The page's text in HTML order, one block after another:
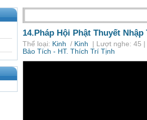
14.Pháp Hội Phật Thuyết
Thể loại: Kinh / Kinh
| Lượt nghe: 45
Bảo Tích - HT. Thích Trí Tịnh